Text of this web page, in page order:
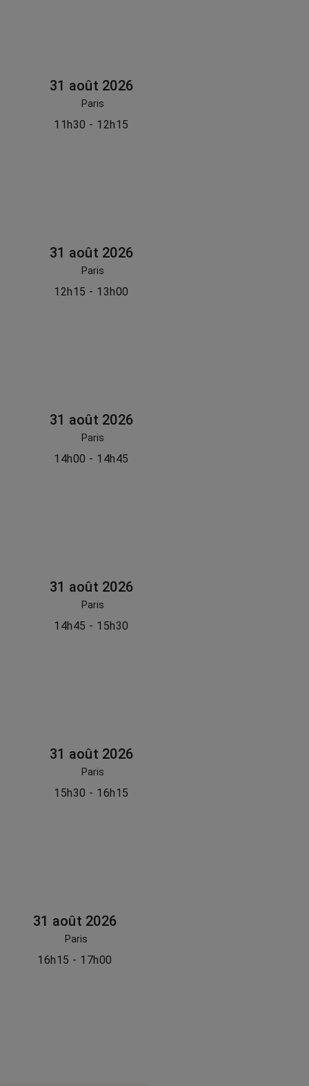
31 août 2026
Paris
11h30 - 12h15
31 août 2026
Paris
12h15 - 13h00
31 août 2026
Paris
14h00 - 14h45
31 août 2026
Paris
14h45 - 15h30
31 août 2026
Paris
15h30 - 16h15
31 août 2026
Paris
16h15 - 17h00